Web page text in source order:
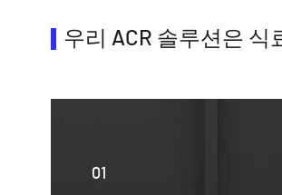
우리 ACR 솔루션은
01